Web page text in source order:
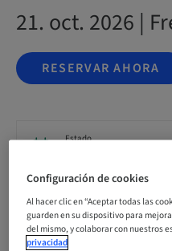
21. oct. 2026 |
RESERVAR AHORA
Estado
Fecha límite de registro
21. oct. 2026
Configuración de cookies
Al hacer clic en “Aceptar todas las
guarden en su dispositivo para
del mismo, y colaborar con nuestros
privacidad